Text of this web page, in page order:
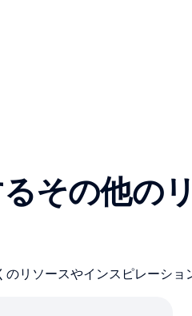
その他の
リソースやインスピレーショ